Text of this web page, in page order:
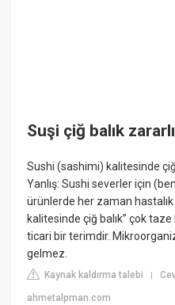
Suşi çiğ balık
Sushi (sashimi) kalitesinde
Yanlış: Sushi severler için
ürünlerde her zaman hastalık
kalitesinde çiğ balık” çok taze
ticari bir terimdir.
gelmez.
Kaynak kaldırma talebi |
ahmetalpman.com